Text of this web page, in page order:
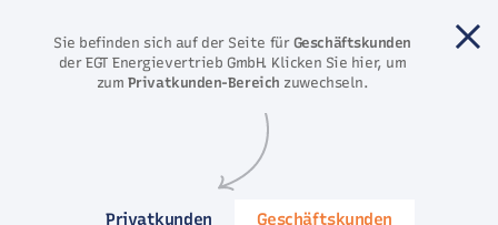
Sie befinden sich auf der Seite für Geschäftskunden
der EGT Energievertrieb GmbH. Klicken Sie hier, um
zum Privatkunden-Bereich zuwechseln.
Privatkunden Geschäftskunden